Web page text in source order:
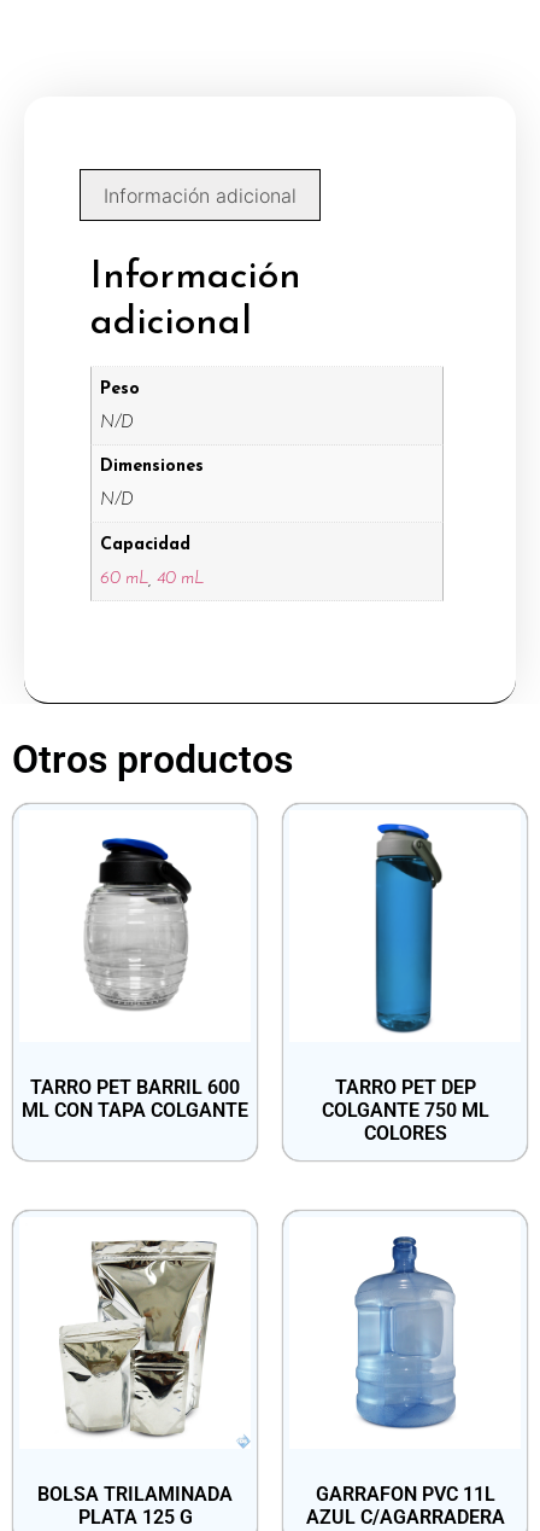
Información adicional
Información
adicional
Peso
N/D
Dimensiones
N/D
Capacidad
60 mL ,40 mL
Otros productos
TARRO PET BARRIL 600
ML CON TAPA COLGANTE
TARRO PET DEP
COLGANTE 750 ML
COLORES
BOLSA TRILAMINADA
PLATA 125 G
GARRAFON PVC 11L
AZUL C/AGARRADERA